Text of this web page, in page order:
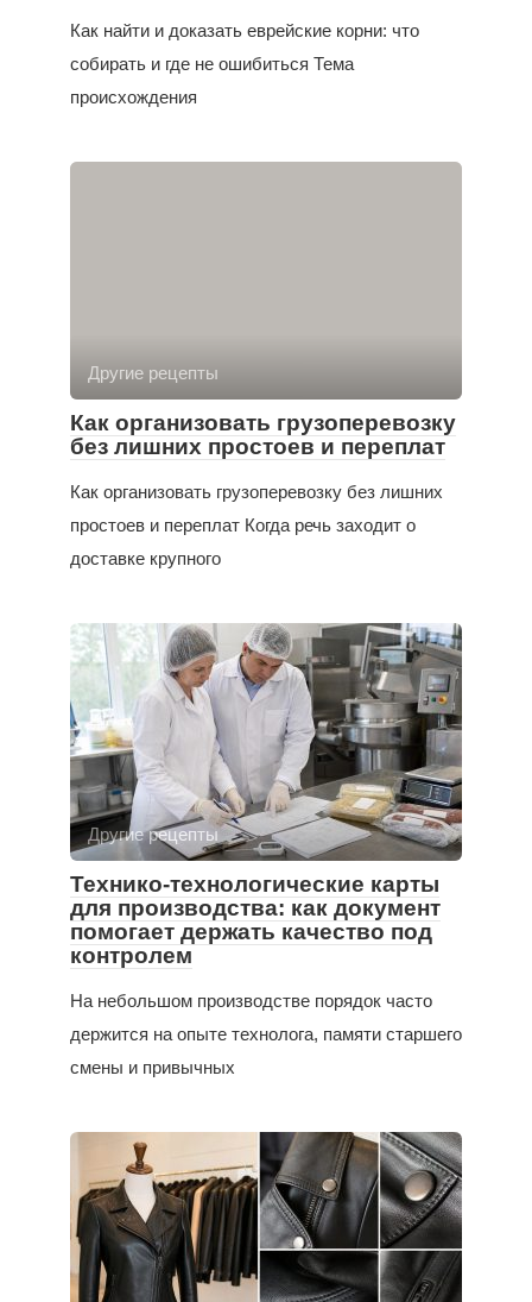
Как найти и доказать еврейские корни: что
собирать и где не ошибиться Тема
происхождения
Другие рецепты
Как организовать грузоперевозку
без лишних простоев и переплат
Как организовать грузоперевозку без лишних
простоев и переплат Когда речь заходит о
доставке крупного
Другие рецепты
Технико-технологические карты
для производства: как документ
помогает держать качество под
контролем
На небольшом производстве порядок часто
держится на опыте технолога, памяти старшего
смены и привычных